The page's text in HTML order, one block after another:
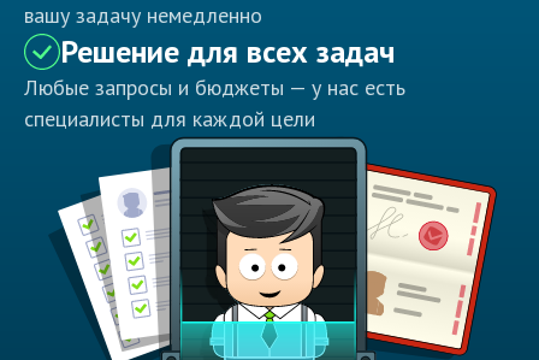
вашу задачу немедленно
Решение для всех задач
Любые запросы и бюджеты — у нас есть
специалисты для каждой цели